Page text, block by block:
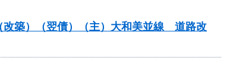
改築）（翌債）（主）大和美並線 道路改